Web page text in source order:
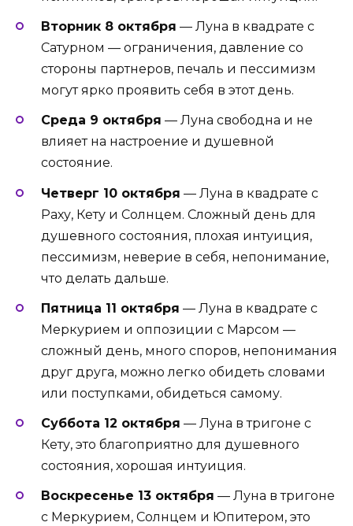
Вторник 8 октября — Луна в квадрате с
Сатурном — ограничения, давление со
стороны партнеров, печаль и пессимизм
могут ярко проявить себя в этот день.
Среда 9 октября — Луна свободна и не
влияет на настроение и душевной
состояние.
Четверг 10 октября — Луна в квадрате с
Раху, Кету и Солнцем. Сложный день для
душевного состояния, плохая интуиция,
пессимизм, неверие в себя, непонимание,
что делать дальше.
Пятница 11 октября — Луна в квадрате с
Меркурием и оппозиции с Марсом —
сложный день, много споров, непонимания
друг друга, можно легко обидеть словами
или поступками, обидеться самому.
Суббота 12 октября — Луна в тригоне с
Кету, это благоприятно для душевного
состояния, хорошая интуиция.
Воскресенье 13 октября — Луна в тригоне
с Меркурием, Солнцем и Юпитером, это